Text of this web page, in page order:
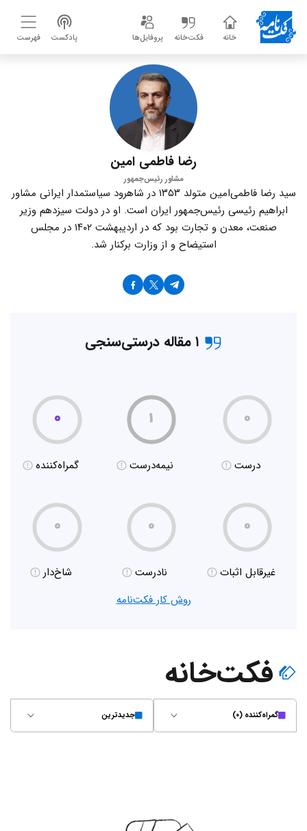
خانه فکت‌خانه پروفایل‌ها پادکست فهرست
رضا فاطمی امین
مشاور رئیس‌جمهور
سید رضا فاطمی‌امین متولد ۱۳۵۳ در شاهرود سیاستمدار ایرانی مشاور
ابراهیم رئیسی رئیس‌جمهور ایران است. او در دولت سیزدهم وزیر
صنعت، معدن و تجارت بود که در اردیبهشت ۱۴۰۲ در مجلس
استیضاح و از وزارت برکنار شد.
۱ مقاله درستی‌سنجی
۰
درست
۱
نیمه‌درست
۰
گمراه‌کننده
۰
غیر‌قابل اثبات
۰
نادرست
۰
شاخ‌دار
روش کار فکت‌نامه
فکت‌خانه
گمراه‌کننده (۰) جدیدترین